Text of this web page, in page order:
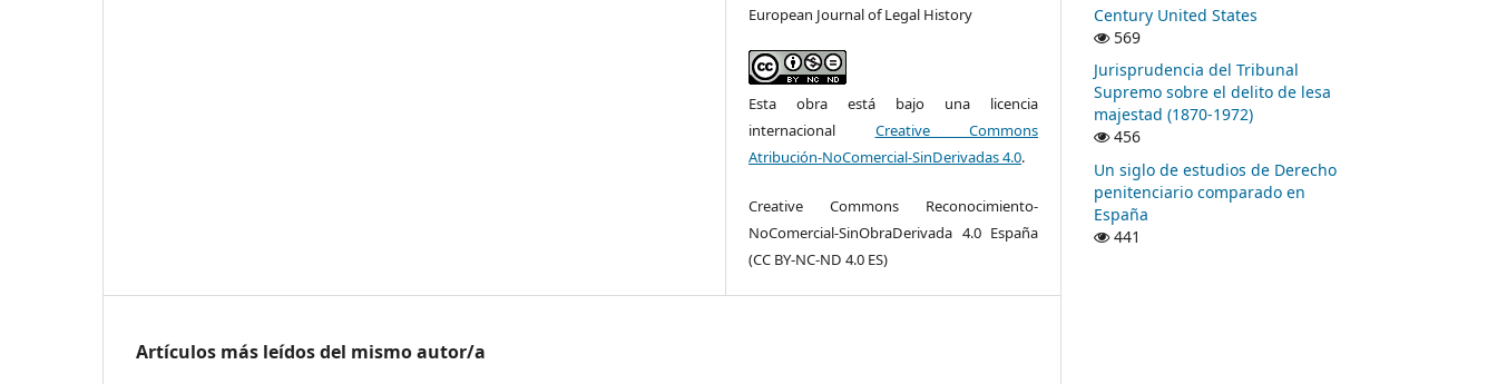
European Journal of Legal History
Esta obra está bajo una licencia
internacional Creative Commons
Atribución-NoComercial-SinDerivadas 4.0.
Creative Commons Reconocimiento-
NoComercial-SinObraDerivada 4.0 España
(CC BY-NC-ND 4.0 ES)
Artículos más leídos del mismo autor/a
Century United States
569
Jurisprudencia del Tribunal
Supremo sobre el delito de lesa
majestad (1870-1972)
456
Un siglo de estudios de Derecho
penitenciario comparado en
España
441